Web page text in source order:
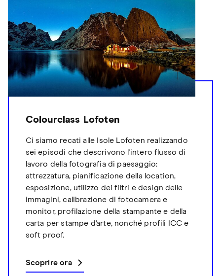
Colourclass Lofoten
Ci siamo recati alle Isole Lofoten realizzando
sei episodi che descrivono l'intero flusso di
lavoro della fotografia di paesaggio:
attrezzatura, pianificazione della location,
esposizione, utilizzo dei filtri e design delle
immagini, calibrazione di fotocamera e
monitor, profilazione della stampante e della
carta per stampe d'arte, nonché profili ICC e
soft proof.
Scoprire ora